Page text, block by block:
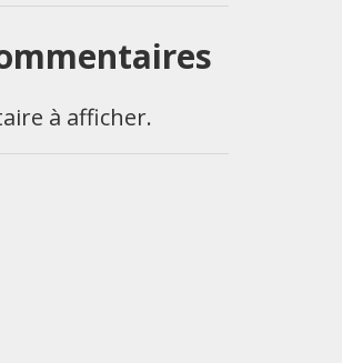
à afficher.